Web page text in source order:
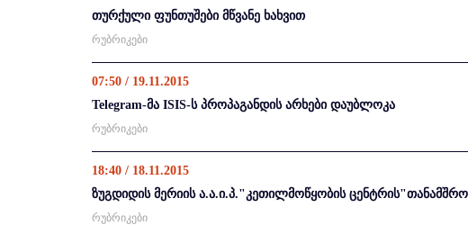
თურქული ფუნთუშები მწვანე ხახვით
რუბრიკები
07:50 / 19.11.2015
Telegram-მა ISIS-ს პროპაგანდის არხები დაუბლოკა
რუბრიკები
18:40 / 18.11.2015
ზუგდიდის მერიის ა.ა.ი.პ."კეთილმოწყობის
რუბრიკები